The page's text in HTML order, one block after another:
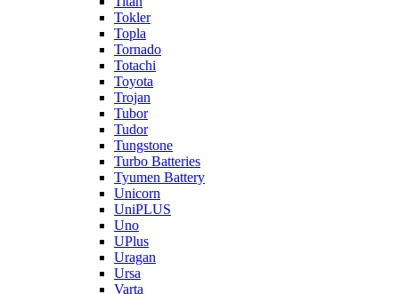
Tokler
Topla
Tornado
Totachi
Toyota
Trojan
Tubor
Tudor
Tungstone
Turbo Batteries
Tyumen Battery
Unicorn
UniPLUS
Uno
UPlus
Uragan
Ursa
Varta